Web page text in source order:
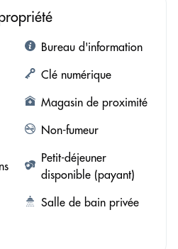
Bureau d'information
Clé numérique
Magasin de proximité
Non-fumeur
Petit-déjeuner
disponible (payant)
Salle de bain privée